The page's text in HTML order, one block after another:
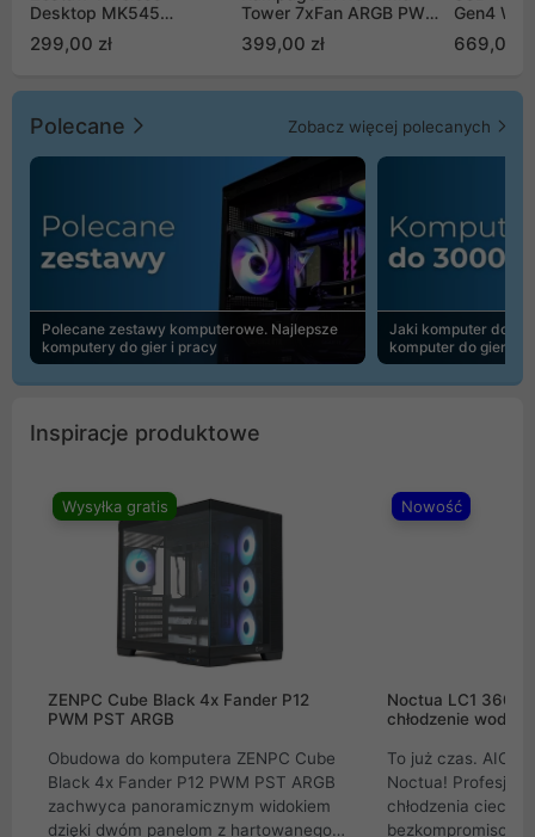
Desktop MK545
299,00 zł
Tower 7xFan ARGB PWM
399,00 zł
Gen4
669,00
Polecane Zobacz więcej polecanych
Polecane zestawy komputerowe. Najlepsze
komputery do gier i pracy
Jaki komputer do
komputer do gier |
Inspiracje produktowe
Wysyłka gratis
ZENPC Cube Black 4x Fander P12
PWM PST ARGB
Obudowa do komputera ZENPC Cube
Black 4x Fander P12 PWM PST ARGB
zachwyca panoramicznym widokiem
dzięki dwóm panelom z hartowanego
Nowość
Noctua LC1
chłodzenie wodne
To już czas. AIO
Noctua!
chłodzenia cieczą